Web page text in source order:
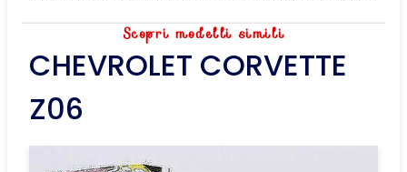
Scopri modelli simili
CHEVROLET CORVETTE
Z06